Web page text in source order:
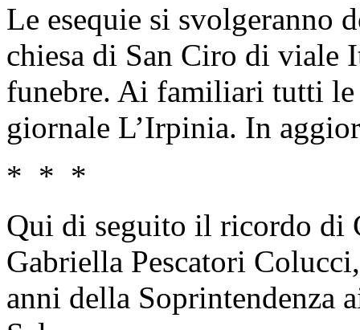
Le esequie si svolgeranno
chiesa di San Ciro di viale
funebre. Ai familiari tutti
giornale L’Irpinia. In
* * *
Qui di seguito il ricordo di
Gabriella Pescatori
anni della Soprintendenza